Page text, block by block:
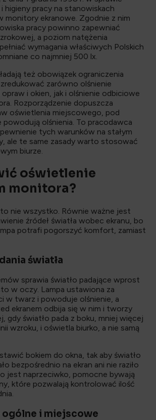
higieny pracy na stanowiskach
monitory ekranowe. Zgodnie z nim
pracy powinno zapewniać
a poziom natężenia
wymagania właściwych Polskich
co najmniej 500 lx.
też obowiązek ograniczenia
zredukować zarówno olśnienie
i okien, jak i olśnienie odbiciowe
Rozporządzenie dopuszcza
oświetlenia miejscowego, pod
powodują olśnienia. To pracodawca
tych warunków na stałym
ale te same zasady warto stosować
biurze.
oświetlenie
monitora?
nie wszystko. Równie ważne jest
źródeł światła wobec ekranu, bo
potrafi pogorszyć komfort, zamiast
światła
sprawia światło padające wprost
w oczy. Lampa ustawiona za
w twarz i powoduje olśnienie, a
ekranem odbija się w nim i tworzy
gdy światło pada z boku, mniej więcej
wzroku, i oświetla biurko, a nie samą
bokiem do okna, tak aby światło
bezpośrednio na ekran ani nie raziło
jest naprzeciwko, pomocne bywają
które pozwalają kontrolować ilość
i miejscowe